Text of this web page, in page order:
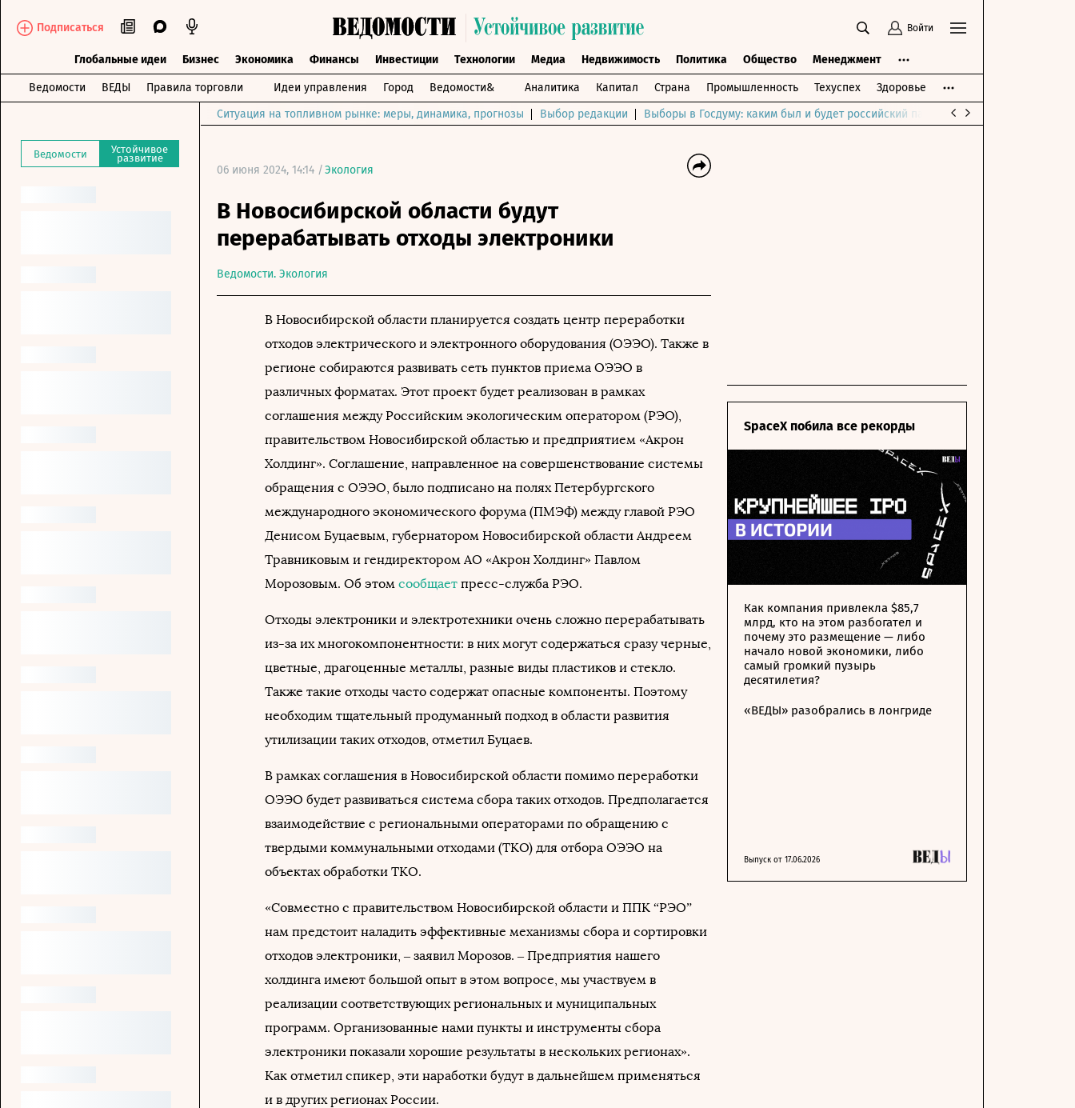
Подписаться Войти
Глобальные идеи Бизнес Экономика Финансы Инвестиции Технологии Медиа Недвижимость Политика Общество Менеджмент
Ведомости ВЕДЫ Правила торговли Идеи управления Город Ведомости& Аналитика Капитал Страна Промышленность Техуспех Здоровье
Ведомости Устойчивое
развитие
Ситуация на топливном рынке: меры, динамика, прогнозы Выбор редакции Выборы в Госдуму: каким был и будет российский парламент
06 июня 2024, 14:14 /Экология
В Новосибирской области будут
перерабатывать отходы электроники
Ведомости. Экология
В Новосибирской области планируется создать центр переработки
отходов электрического и электронного оборудования (ОЭЭО). Также в
регионе собираются развивать сеть пунктов приема ОЭЭО в
различных форматах. Этот проект будет реализован в рамках
соглашения между Российским экологическим оператором (РЭО),
правительством Новосибирской областью и предприятием «Акрон
Холдинг». Соглашение, направленное на совершенствование системы
обращения с ОЭЭО, было подписано на полях Петербургского
международного экономического форума (ПМЭФ) между главой РЭО
Денисом Буцаевым, губернатором Новосибирской области Андреем
Травниковым и гендиректором АО «Акрон Холдинг» Павлом
Морозовым. Об этом сообщает пресс-служба РЭО.
Отходы электроники и электротехники очень сложно перерабатывать
из-за их многокомпонентности: в них могут содержаться сразу черные,
цветные, драгоценные металлы, разные виды пластиков и стекло.
Также такие отходы часто содержат опасные компоненты. Поэтому
необходим тщательный продуманный подход в области развития
утилизации таких отходов, отметил Буцаев.
В рамках соглашения в Новосибирской области помимо переработки
ОЭЭО будет развиваться система сбора таких отходов. Предполагается
взаимодействие с региональными операторами по обращению с
твердыми коммунальными отходами (ТКО) для отбора ОЭЭО на
объектах обработки ТКО.
«Совместно с правительством Новосибирской области и ППК “РЭО”
нам предстоит наладить эффективные механизмы сбора и сортировки
отходов электроники, – заявил Морозов. – Предприятия нашего
холдинга имеют большой опыт в этом вопросе, мы участвуем в
реализации соответствующих региональных и муниципальных
программ. Организованные нами пункты и инструменты сбора
электроники показали хорошие результаты в нескольких регионах».
Как отметил спикер, эти наработки будут в дальнейшем применяться
и в других регионах России.
SpaceX побила все рекорды
Как компания привлекла $85,7
млрд, кто на этом разбогател и
почему это размещение — либо
начало новой экономики, либо
самый громкий пузырь
десятилетия?
«ВЕДЫ» разобрались в лонгриде
Выпуск от 17.06.2026